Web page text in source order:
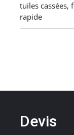
tuiles cassées,
rapide
Devis